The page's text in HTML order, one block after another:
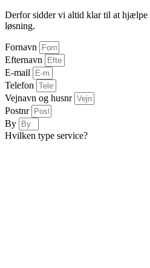
Derfor sidder vi altid klar til at hjælpe
løsning.
Fornavn
Efternavn
E-mail
Telefon
Vejnavn og husnr
Postnr
By
Hvilken type service?